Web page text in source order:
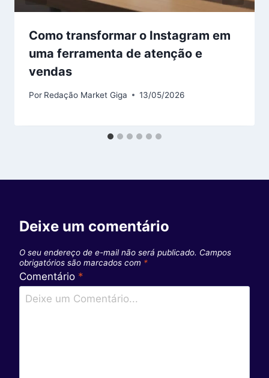
Como transformar o Instagram em
uma ferramenta de atenção e
vendas
Por Redação Market Giga 13/05/2026
Deixe um comentário
O seu endereço de e-mail não será publicado. Campos
obrigatórios são marcados com *
Comentário *